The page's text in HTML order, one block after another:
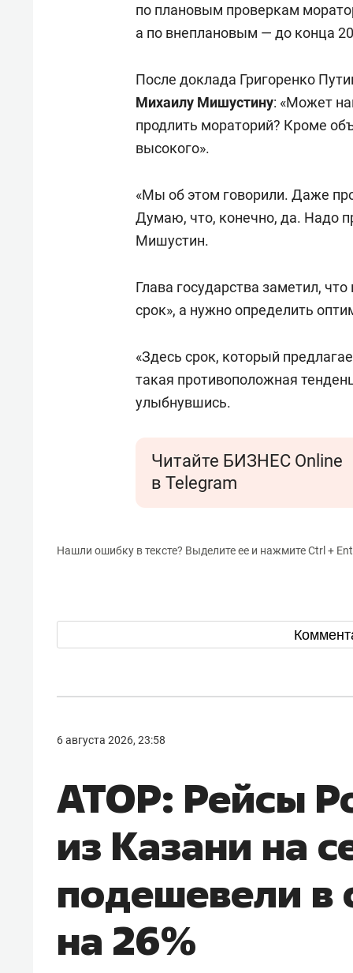
по плановым проверкам
а по внеплановым — до конца
После доклада Григоренко
Михаилу Мишустину: «Может
продлить мораторий? Кроме
высокого».
«Мы об этом говорили. Даже
Думаю, что, конечно, да. Надо
Мишустин.
Глава государства заметил,
срок», а нужно определить
«Здесь срок, который
такая противоположная
улыбнувшись.
Читайте БИЗНЕС Online
в Telegram
Нашли ошибку в тексте? Выделите ее и нажмите Ctrl +
6 августа 2026, 23:58
АТОР: Рейсы
из Казани на
подешевели в
на 26%